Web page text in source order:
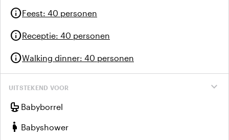
infoFeest: 40 personen
infoReceptie: 40 personen
infoWalking dinner: 40 personen
expand_more
UITSTEKEND VOOR
crib Babyborrel
pregnant_woman Babyshower